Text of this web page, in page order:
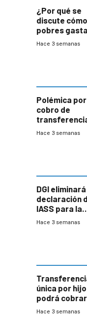
¿Por qué se
discute
pobres
plata?
Hace 3 semanas
Polémica por
cobro de
del Mides en
Hace 3 semanas
DGI
declaración
IASS para la
mayoría de los
Hace 3 semanas
única por
podrá
100% en
Hace 3 semanas